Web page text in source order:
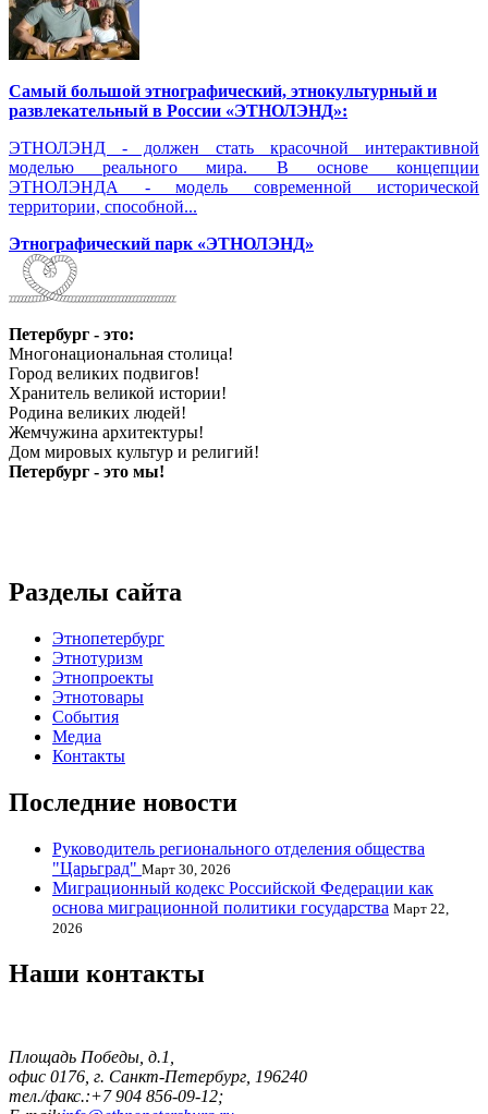
Самый большой этнографический, этнокультурный и
развлекательный в России «ЭТНОЛЭНД»:
ЭТНОЛЭНД - должен стать красочной интерактивной
моделью реального мира. В основе концепции
ЭТНОЛЭНДА - модель современной исторической
территории, способной...
Этнографический парк «ЭТНОЛЭНД»
Петербург - это:
Многонациональная столица!
Город великих подвигов!
Хранитель великой истории!
Родина великих людей!
Жемчужина архитектуры!
Дом мировых культур и религий!
Петербург - это мы!
Разделы сайта
Этнопетербург
Этнотуризм
Этнопроекты
Этнотовары
События
Медиа
Контакты
Последние новости
Руководитель регионального отделения общества
"Царьград" Март 30, 2026
Миграционный кодекс Российской Федерации как
основа миграционной политики государства Март 22,
2026
Наши контакты
Площадь Победы, д.1,
офис 0176, г. Санкт-Петербург, 196240
тел./факс.:+7 904 856-09-12;